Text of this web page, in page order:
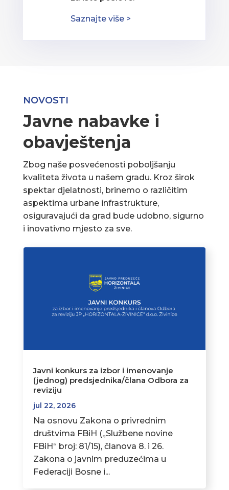
Saznajte više >
NOVOSTI
Javne nabavke i
obavještenja
Zbog naše posvećenosti poboljšanju
kvaliteta života u našem gradu. Kroz širok
spektar djelatnosti, brinemo o različitim
aspektima urbane infrastrukture,
osiguravajući da grad bude udobno, sigurno
i inovativno mjesto za sve.
Javni konkurs za izbor i imenovanje
(jednog) predsjednika/člana Odbora za
reviziju
jul 22, 2026
Na osnovu Zakona o privrednim
društvima FBiH („Službene novine
FBiH“ broj: 81/15), članova 8. i 26.
Zakona o javnim preduzećima u
Federaciji Bosne i...